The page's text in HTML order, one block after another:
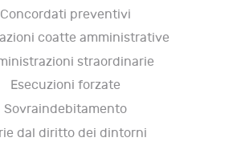
Concordati preventivi
coatte amministrative
straordinarie
Esecuzioni forzate
Sovraindebitamento
dal diritto dei dintorni